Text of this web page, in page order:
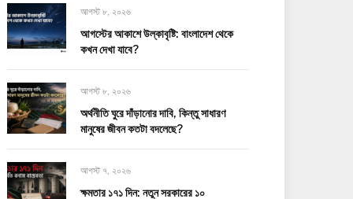
আগস্ট ৮, ২০২৬
আগস্টের আকাশে উল্কাবৃষ্টি: বাংলাদেশ থেকে
কখন দেখা যাবে?
আগস্ট ৮, ২০২৬
অর্থনীতি ঘুরে দাঁড়ানোর দাবি, কিন্তু সাধারণ
মানুষের জীবন কতটা বদলেছে?
আগস্ট ৭, ২০২৬
ক্ষমতার ১৭১ দিন: নতুন সরকারের ১০